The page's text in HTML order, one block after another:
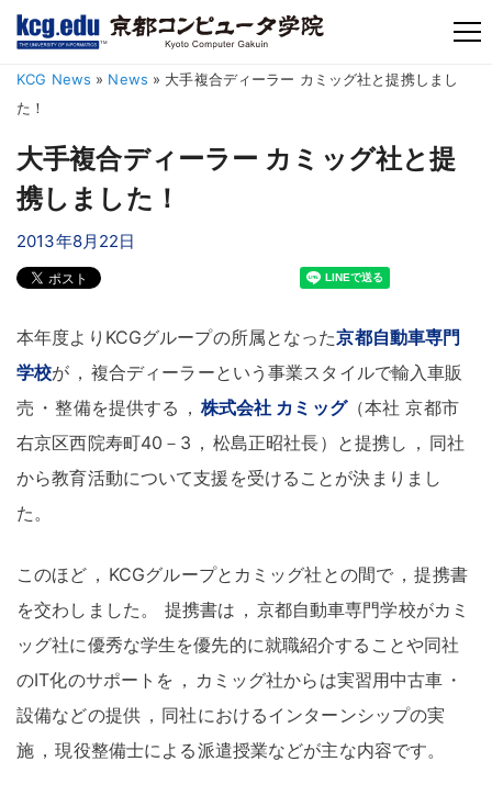
TM
KCG News » News » 大手複合ディーラー カミッグ社と提携しまし
た！
大手複合ディーラー カミッグ社と提
携しました！
2013年8月22日
本年度よりKCGグループの所属となった京都自動車専門
学校が ， 複合ディーラーという事業スタイルで輸入車販
売 ・ 整備を提供する ， 株式会社 カミッグ（本社 京都市
右京区西院寿町40－3 ， 松島正昭社長）と提携し ， 同社
から教育活動について支援を受けることが決まりまし
た。
このほど ， KCGグループとカミッグ社との間で ， 提携書
を交わしました。 提携書は ， 京都自動車専門学校がカミ
ッグ社に優秀な学生を優先的に就職紹介することや同社
のIT化のサポートを ， カミッグ社からは実習用中古車 ・
設備などの提供 ， 同社におけるインターンシップの実
施 ， 現役整備士による派遣授業などが主な内容です。